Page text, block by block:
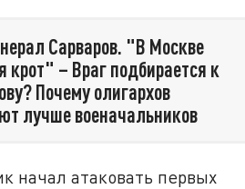
Сарваров. "В Москве
крот" – Враг подбирается к
Почему олигархов
лучше военачальников
начал атаковать первых